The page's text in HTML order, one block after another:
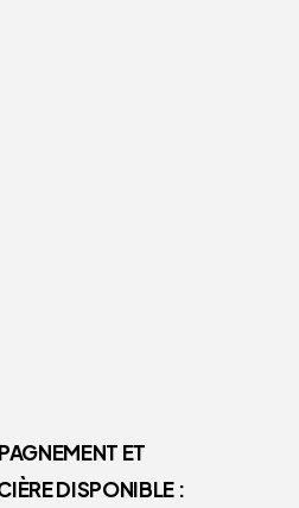
ET
DISPONIBLE :